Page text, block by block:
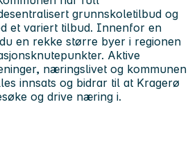
grunnskoletilbud og
et variert tilbud. Innenfor en
en rekke større byer i regionen
Aktive
næringslivet og kommunen
innsats og bidrar til at Kragerø
og drive næring i.